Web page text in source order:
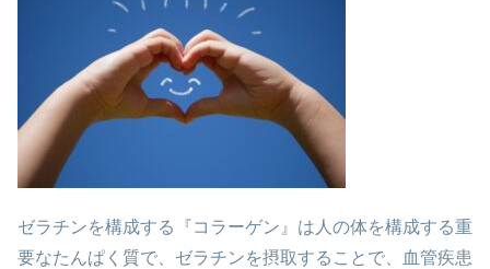
ゼラチンを構成する『コラーゲン』は人の体を構成する重
要なたんぱく質で、ゼラチンを摂取することで、血管疾患